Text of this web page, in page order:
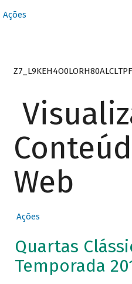
Ações
Web
Ações
Quartas
Temporada